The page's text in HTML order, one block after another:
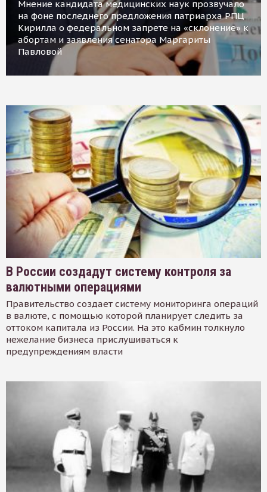
Мнение кандидата медицинских наук прозвучало
на фоне последнего предложения патриарха РПЦ
Кирилла о федеральном запрете на «склонение» к
абортам и заявления сенатора Маргариты
Павловой
В России создадут систему контроля за
валютными операциями
Правительство создает систему мониторинга операций
в валюте, с помощью которой планирует следить за
оттоком капитала из России. На это кабмин толкнуло
нежелание бизнеса прислушиваться к
предупреждениям власти